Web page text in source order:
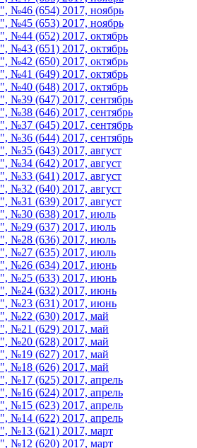
№46 (654) 2017, ноябрь
№45 (653) 2017, ноябрь
№44 (652) 2017, октябрь
№43 (651) 2017, октябрь
№42 (650) 2017, октябрь
№41 (649) 2017, октябрь
№40 (648) 2017, октябрь
№39 (647) 2017, сентябрь
№38 (646) 2017, сентябрь
№37 (645) 2017, сентябрь
№36 (644) 2017, сентябрь
№35 (643) 2017, август
№34 (642) 2017, август
№33 (641) 2017, август
№32 (640) 2017, август
№31 (639) 2017, август
№30 (638) 2017, июль
№29 (637) 2017, июль
№28 (636) 2017, июль
№27 (635) 2017, июль
№26 (634) 2017, июнь
№25 (633) 2017, июнь
№24 (632) 2017, июнь
№23 (631) 2017, июнь
№22 (630) 2017, май
№21 (629) 2017, май
№20 (628) 2017, май
№19 (627) 2017, май
№18 (626) 2017, май
№17 (625) 2017, апрель
№16 (624) 2017, апрель
№15 (623) 2017, апрель
№14 (622) 2017, апрель
№13 (621) 2017, март
№12 (620) 2017, март